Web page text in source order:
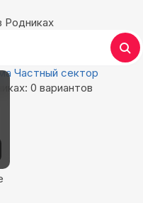
Родниках
Частный сектор
0 вариантов